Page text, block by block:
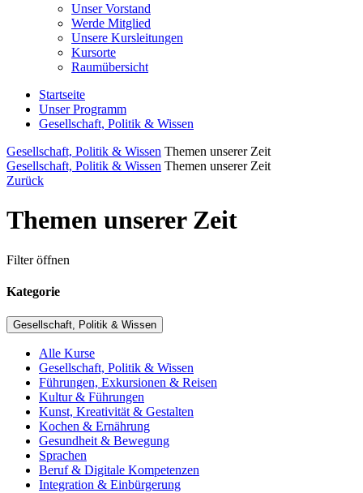
Unser Vorstand
Werde Mitglied
Unsere Kursleitungen
Kursorte
Raumübersicht
Startseite
Unser Programm
Gesellschaft, Politik & Wissen
Gesellschaft, Politik & Wissen Themen unserer Zeit
Gesellschaft, Politik & Wissen Themen unserer Zeit
Zurück
Themen unserer Zeit
Filter öffnen
Kategorie
Gesellschaft, Politik & Wissen
Alle Kurse
Gesellschaft, Politik & Wissen
Führungen, Exkursionen & Reisen
Kultur & Führungen
Kunst, Kreativität & Gestalten
Kochen & Ernährung
Gesundheit & Bewegung
Sprachen
Beruf & Digitale Kompetenzen
Integration & Einbürgerung